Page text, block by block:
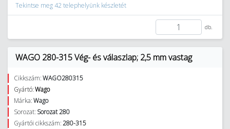
Tekintse meg 42 telephelyünk készletét
db.
WAGO 280-315 Vég- és válaszlap; 2,5 mm vastag
Cikkszám:WAGO280315
Gyártó:Wago
Márka:Wago
Sorozat: Sorozat 280
Gyártói cikkszám:280-315